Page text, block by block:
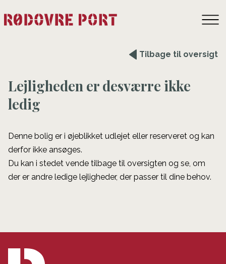
Tilbage til oversigt
Lejligheden er desværre ikke
ledig
Denne bolig er i øjeblikket udlejet eller reserveret og kan
derfor ikke ansøges.
Du kan i stedet vende tilbage til oversigten og se, om
der er andre ledige lejligheder, der passer til dine behov.